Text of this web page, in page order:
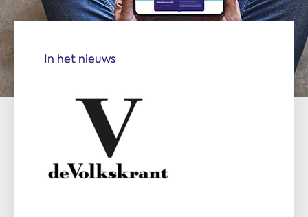
In het nieuws